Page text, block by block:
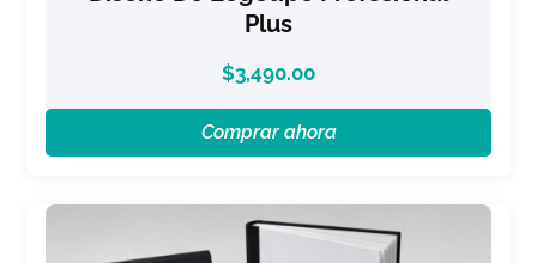
Plus
$3,490.00
Comprar ahora